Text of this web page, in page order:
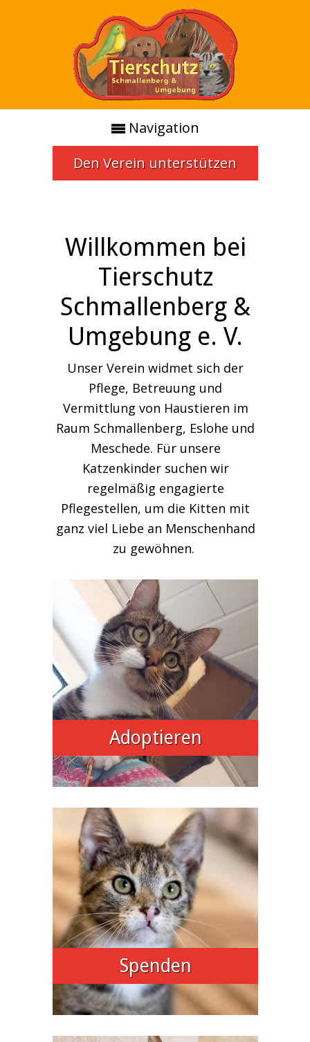
Navigation
Den Verein unterstützen
Willkommen bei
Tierschutz
Schmallenberg &
Umgebung e. V.
Unser Verein widmet sich der
Pflege, Betreuung und
Vermittlung von Haustieren im
Raum Schmallenberg, Eslohe und
Meschede. Für unsere
Katzenkinder suchen wir
regelmäßig engagierte
Pflegestellen, um die Kitten mit
ganz viel Liebe an Menschenhand
zu gewöhnen.
Adoptieren
Spenden